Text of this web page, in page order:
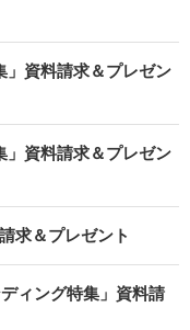
」資料請求＆プレゼン
」資料請求＆プレゼン
求＆プレゼント
ィング特集」資料請